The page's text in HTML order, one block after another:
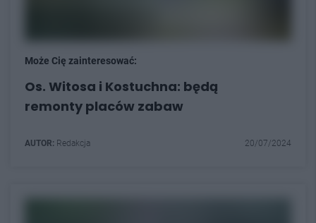
Może Cię zainteresować:
Os. Witosa i Kostuchna: będą
remonty placów zabaw
AUTOR: Redakcja 20/07/2024